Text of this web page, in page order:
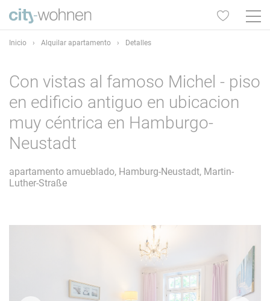
Inicio › Alquilar apartamento › Detalles
Con vistas al famoso Michel - piso
en edificio antiguo en ubicacion
muy céntrica en Hamburgo-
Neustadt
apartamento amueblado, Hamburg-Neustadt, Martin-
Luther-Straße